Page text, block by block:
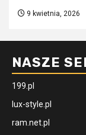
9 kwietnia, 2026
NASZE
199.pl
lux-style.pl
ram.net.pl